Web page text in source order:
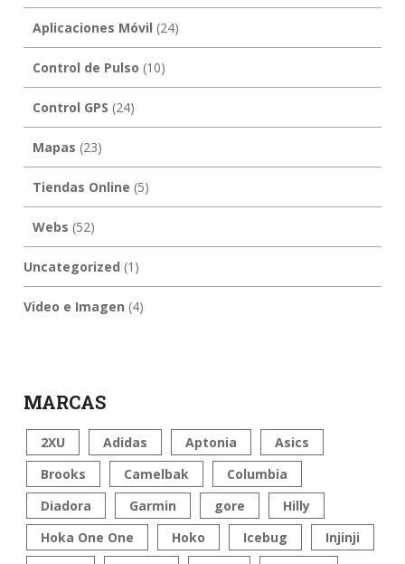
Aplicaciones Móvil (24)
Control de Pulso (10)
Control GPS (24)
Mapas (23)
Tiendas Online (5)
Webs (52)
Uncategorized (1)
Video e Imagen (4)
MARCAS
2XU Adidas Aptonia
Asics
Brooks
Camelbak
Columbia
Diadora
Garmin gore
Hilly
Hoka One One
Hoko Icebug
Injinji